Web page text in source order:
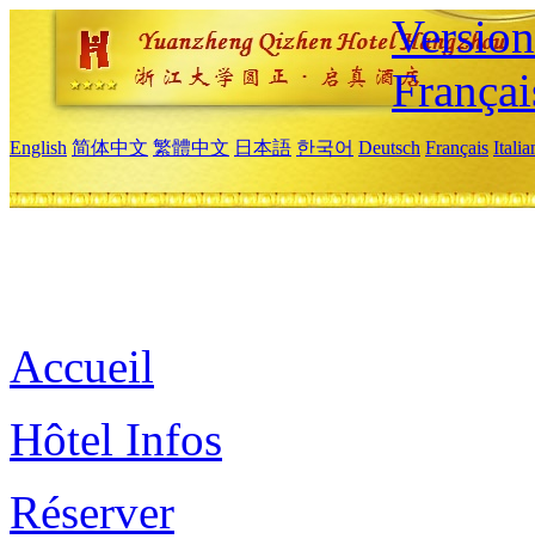
English 简体中文 繁體中文 日本語 한국어 Deutsch Français
Accueil
Hôtel Infos
Réserver